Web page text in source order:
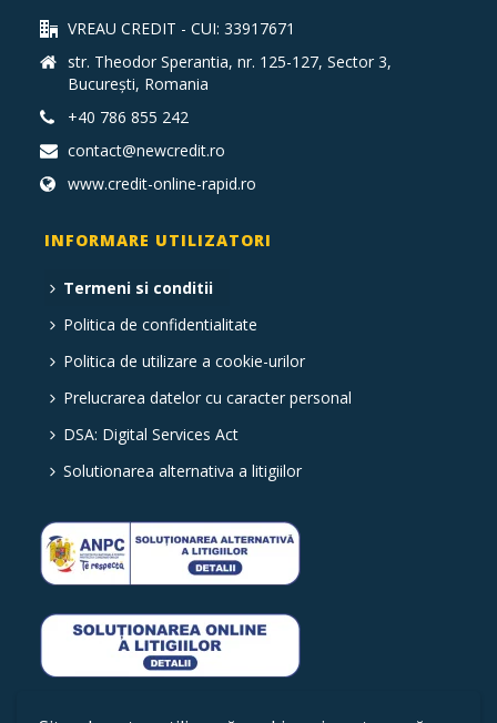
VREAU CREDIT - CUI: 33917671
str. Theodor Sperantia, nr. 125-127, Sector 3,
București, Romania
+40 786 855 242
contact@newcredit.ro
www.credit-online-rapid.ro
INFORMARE UTILIZATORI
Termeni si conditii
Politica de confidentialitate
Politica de utilizare a cookie-urilor
Prelucrarea datelor cu caracter personal
DSA: Digital Services Act
Solutionarea alternativa a litigiilor